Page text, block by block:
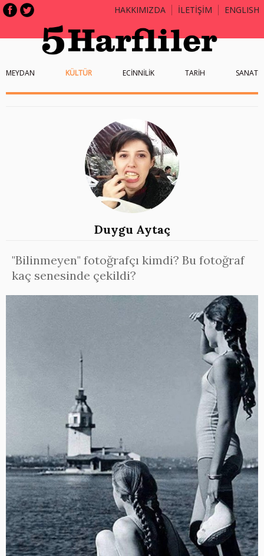
HAKKIMIZDA İLETİŞİM ENGLISH
MEYDAN KÜLTÜR ECİNNİLİK TARİH SANAT
Duygu Aytaç
"Bilinmeyen" fotoğrafçı kimdi? Bu fotoğraf
kaç senesinde çekildi?